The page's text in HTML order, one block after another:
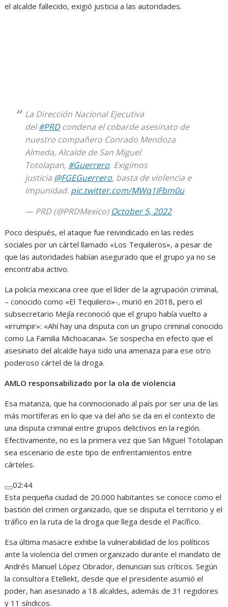
el alcalde fallecido, exigió justicia a las autoridades.
La Dirección Nacional Ejecutiva
del#PRDcondena el cobarde asesinato de
nuestro compañero Conrado Mendoza
Almeda, Alcalde de San Miguel
Totolapan, #Guerrero. Exigimos
justicia @FGEGuerrero, basta de violencia e
impunidad. pic.twitter.com/MWq1IFbm0u
— PRD (@PRDMexico) October 5, 2022
Poco después, el ataque fue reivindicado en las redes
sociales por un cártel llamado «Los Tequileros», a pesar de
que las autoridades habían asegurado que el grupo ya no se
encontraba activo.
La policía mexicana cree que el líder de la agrupación criminal,
– conocido como «El Tequilero»-, murió en 2018, pero el
subsecretario Mejía reconoció que el grupo había vuelto a
«irrumpir»: «Ahí hay una disputa con un grupo criminal conocido
como La Familia Michoacana». Se sospecha en efecto que el
asesinato del alcalde haya sido una amenaza para ese otro
poderoso cártel de la droga.
AMLO responsabilizado por la ola de violencia
Esa matanza, que ha conmocionado al país por ser una de las
más mortíferas en lo que va del año se da en el contexto de
una disputa criminal entre grupos delictivos en la región.
Efectivamente, no es la primera vez que San Miguel Totolapan
sea escenario de este tipo de enfrentamientos entre
cárteles.
02:44
Esta pequeña ciudad de 20.000 habitantes se conoce como el
bastión del crimen organizado, que se disputa el territorio y el
tráfico en la ruta de la droga que llega desde el Pacífico.
Esa última masacre exhibe la vulnerabilidad de los políticos
ante la violencia del crimen organizado durante el mandato de
Andrés Manuel López Obrador, denuncian sus críticos. Según
la consultora Etellekt, desde que el presidente asumió el
poder, han asesinado a 18 alcaldes, además de 31 regidores
y 11 síndicos.